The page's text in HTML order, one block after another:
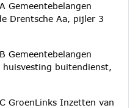
Gemeentebelangen
Drentsche Aa, pijler 3
Gemeentebelangen
buitendienst,
GroenLinks Inzetten van